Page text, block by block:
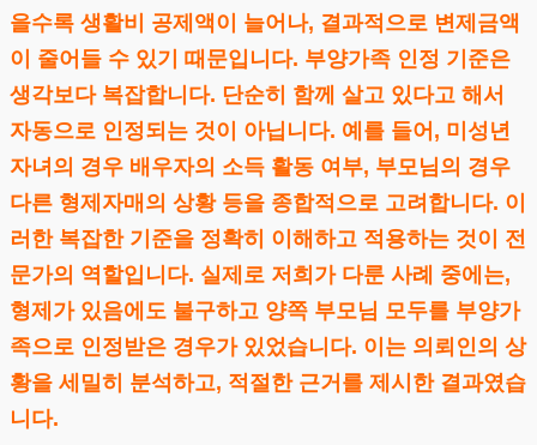
을수록 생활비 공제액이 늘어나, 결과적으로 변제금액
이 줄어들 수 있기 때문입니다. 부양가족 인정 기준은
생각보다 복잡합니다. 단순히 함께 살고 있다고 해서
자동으로 인정되는 것이 아닙니다. 예를 들어, 미성년
자녀의 경우 배우자의 소득 활동 여부, 부모님의 경우
다른 형제자매의 상황 등을 종합적으로 고려합니다. 이
러한 복잡한 기준을 정확히 이해하고 적용하는 것이 전
문가의 역할입니다. 실제로 저희가 다룬 사례 중에는,
형제가 있음에도 불구하고 양쪽 부모님 모두를 부양가
족으로 인정받은 경우가 있었습니다. 이는 의뢰인의 상
황을 세밀히 분석하고, 적절한 근거를 제시한 결과였습
니다.